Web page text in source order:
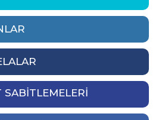
SABİTLEMELERİ